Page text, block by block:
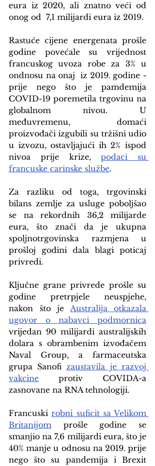
eura iz 2020, ali znatno veći od
onog od  7,1 milijardi eura iz 2019.
Rastuće cijene energenata prošle
godine povećale su vrijednost
francuskog uvoza robe za 3% u
ondnosu na onaj  iz 2019. godine -
prije nego što je pamdemija
COVID-19 poremetila trgovinu na
globalnom nivou. U
međuvremenu, domaći
proizvođači izgubili su tržišni udio
u izvozu, ostavljajući ih 2% ispod
nivoa prije krize, podaci su
francuske carinske službe.
Za razliku od toga, trgovinski
bilans zemlje za usluge poboljšao
se na rekordnih 36,2 milijarde
eura, što znači da je ukupna
spoljnotrgovinska razmjena u
prošloj godini dala blagi poticaj
privredi.
Ključne grane privrede prošle su
godine pretrpjele neuspjehe,
nakon što je Australija otkazala
ugovor o nabavci podmornica
vrijedan 90 milijardi australijskih
dolara s obrambenim izvođačem
Naval Group, a farmaceutska
grupa Sanofi zaustavila je razvoj
vakcine protiv COVIDA-a
zasnovane na RNA tehnologiji.
Francuski robni suficit sa Velikom
Britanijom prošle godine se
smanjio na 7,6 milijardi eura, što je
40% manje u odnosu na 2019. prije
nego što su pandemija i Brexit